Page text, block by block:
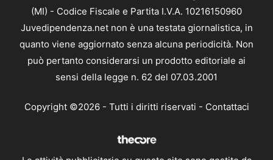
(MI) - Codice Fiscale e Partita I.V.A. 10216150960
Juvedipendenza.net non è una testata giornalistica, in
quanto viene aggiornato senza alcuna periodicità. Non
può pertanto considerarsi un prodotto editoriale ai
sensi della legge n. 62 del 07.03.2001
Copyright ©2026 - Tutti i diritti riservati - Contattaci